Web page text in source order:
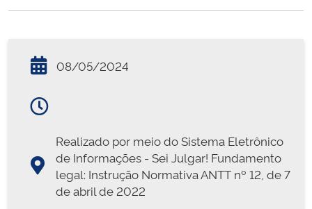
08/05/2024
Realizado por meio do Sistema Eletrônico
de Informações - Sei Julgar! Fundamento
legal: Instrução Normativa ANTT nº 12, de 7
de abril de 2022